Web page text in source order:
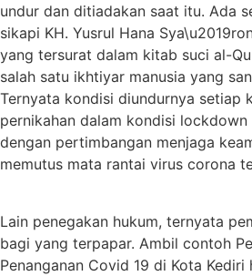
undur dan ditiadakan saat itu. Ada
sikapi KH. Yusrul Hana
yang tersurat dalam kitab suci al-
salah satu ikhtiyar manusia yang
Ternyata kondisi diundurnya setiap
pernikahan dalam kondisi
dengan pertimbangan menjaga
memutus mata rantai virus corona
Lain penegakan hukum, ternyata
bagi yang terpapar. Ambil contoh
Penanganan Covid 19 di Kota